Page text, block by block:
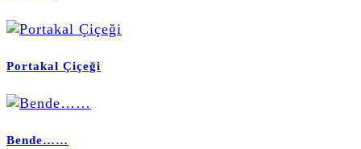
Portakal Çiçeği
Bende……